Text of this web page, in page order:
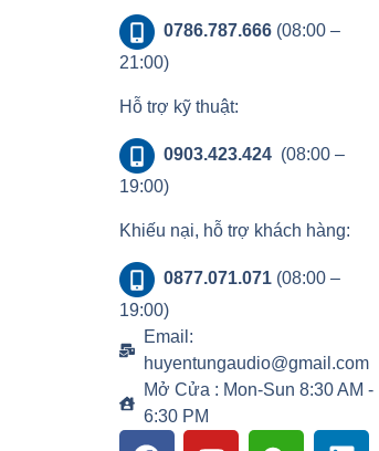
0786.787.666(08:00 –
21:00)
Hỗ trợ kỹ thuật:
0903.423.424 (08:00 –
19:00)
Khiếu nại, hỗ trợ khách hàng:
0877.071.071(08:00 –
19:00)
Email:
huyentungaudio@gmail.com
Mở Cửa : Mon-Sun 8:30 AM -
6:30 PM